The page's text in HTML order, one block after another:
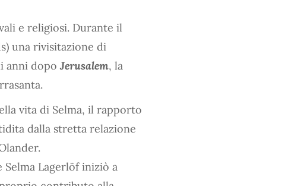
e religiosi. Durante il
una rivisitazione di
anni dopoJerusalem, la
vita di Selma, il rapporto
dalla stretta relazione
Lagerlöf iniziò a